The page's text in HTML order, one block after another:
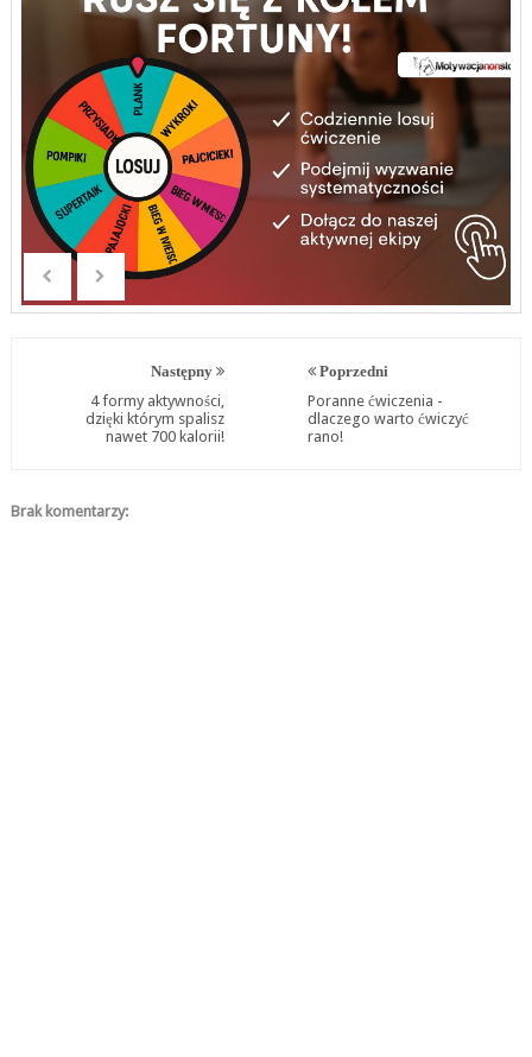
Następny
4 formy aktywności,
dzięki którym spalisz
nawet 700 kalorii!
Poprzedni
Poranne ćwiczenia -
dlaczego warto ćwiczyć
rano!
Brak komentarzy: